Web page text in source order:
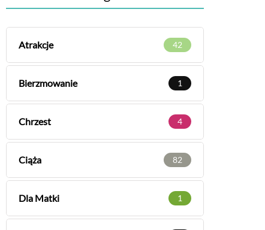
Atrakcje 42
Bierzmowanie 1
Chrzest 4
Ciąża 82
Dla Matki 1